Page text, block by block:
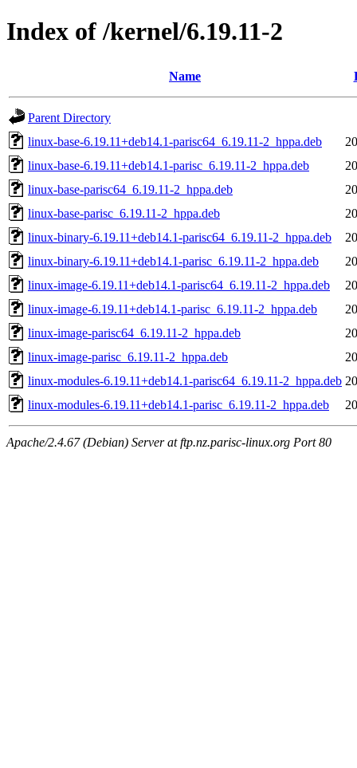
Index of /kernel/6.19.11-2
Name
Parent Directory
linux-base-6.19.11+deb14.1-parisc64_6.19.11-2_hppa.deb
linux-base-6.19.11+deb14.1-parisc_6.19.11-2_hppa.deb
linux-base-parisc64_6.19.11-2_hppa.deb
linux-base-parisc_6.19.11-2_hppa.deb
linux-binary-6.19.11+deb14.1-parisc64_6.19.11-2_hppa.deb
linux-binary-6.19.11+deb14.1-parisc_6.19.11-2_hppa.deb
linux-image-6.19.11+deb14.1-parisc64_6.19.11-2_hppa.deb
linux-image-6.19.11+deb14.1-parisc_6.19.11-2_hppa.deb
linux-image-parisc64_6.19.11-2_hppa.deb
linux-image-parisc_6.19.11-2_hppa.deb
linux-modules-6.19.11+deb14.1-parisc64_6.19.11-2_hppa.deb
linux-modules-6.19.11+deb14.1-parisc_6.19.11-2_hppa.deb
Apache/2.4.67 (Debian) Server at ftp.nz.parisc-linux.org Port 80